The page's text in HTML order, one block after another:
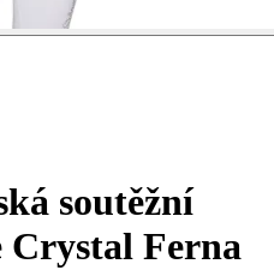
soutěžní
Ferna